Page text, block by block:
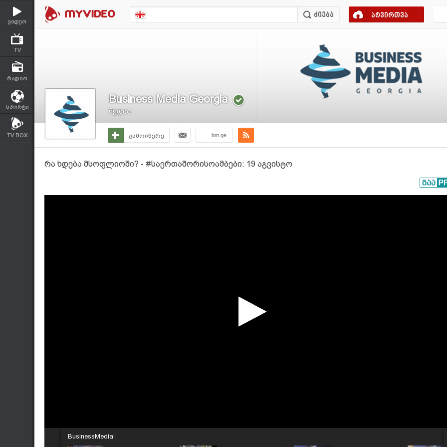
ვიდეო
TV
რადიო
სპორტი
TV BOX
ატვირთვა
Business Media Georgia
მედია
გამოიწერე bm.ge
რა ხდება მსოფლიოში? - #საერთაშორისოამბები: 19 აგვისტო
BusinessMedia :